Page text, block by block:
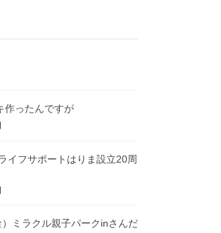
作ったんですが
イフサポートはりま設立20周
ミラクル親子パークinさんだ